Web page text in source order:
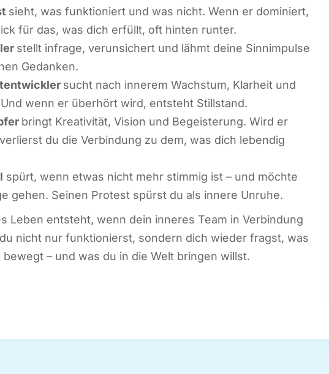
sieht, was funktioniert und was nicht. Wenn er dominiert,
für das, was dich erfüllt, oft hinten runter.
stellt infrage, verunsichert und lähmt deine Sinnimpulse
Gedanken.
sucht nach innerem Wachstum, Klarheit und
wenn er überhört wird, entsteht Stillstand.
bringt Kreativität, Vision und Begeisterung. Wird er
du die Verbindung zu dem, was dich lebendig
spürt, wenn etwas nicht mehr stimmig ist – und möchte
gehen. Seinen Protest spürst du als innere Unruhe.
Leben entsteht, wenn dein inneres Team in Verbindung
nicht nur funktionierst, sondern dich wieder fragst, was
– und was du in die Welt bringen willst.